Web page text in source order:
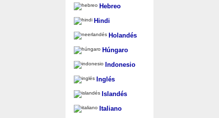
Hebreo
Hindi
Holandés
Húngaro
Indonesio
Inglés
Islandés
Italiano